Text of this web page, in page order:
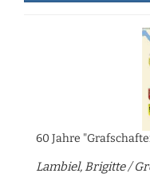
60 Jahre
Lambiel, Brigitte /